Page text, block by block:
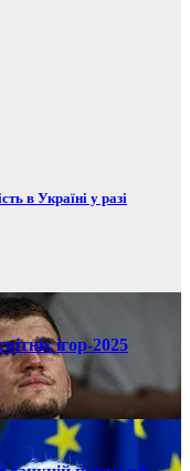
в Україні у разі
ігор-2025